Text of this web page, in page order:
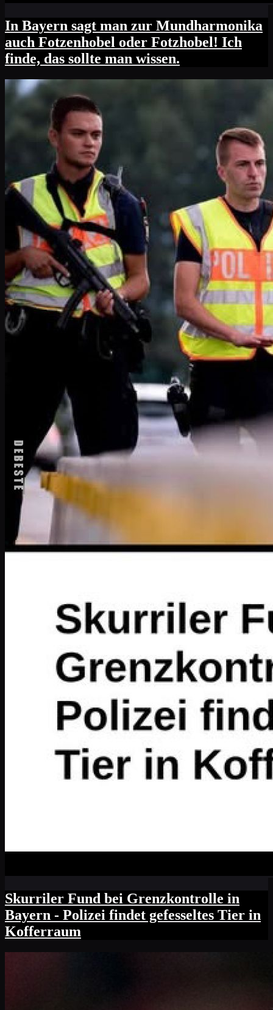
In Bayern sagt man zur Mundharmonika
auch Fotzenhobel oder Fotzhobel! Ich
finde, das sollte man wissen.
Skurriler Fund bei Grenzkontrolle in
Bayern - Polizei findet gefesseltes Tier in
Kofferraum